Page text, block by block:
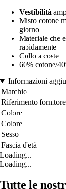
Vestibilità
Misto cotone
giorno
Materiale che
rapidamente
Collo a coste
60% cotone/
Informazioni
Marchio
Riferimento fornitore
Colore
Colore
Sesso
Fascia d'età
Loading...
Loading...
Tutte le